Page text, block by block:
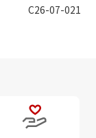
C26-07-021